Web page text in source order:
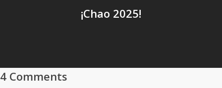
¡Chao 2025!
4 Comments